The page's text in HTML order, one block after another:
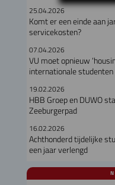
25.04.2026
Komt er een einde aan
servicekosten?
07.04.2026
VU moet opnieuw
internationale studenten
19.02.2026
HBB Groep en DUWO
Zeeburgerpad
16.02.2026
Achthonderd tijdelijke
een jaar verlengd